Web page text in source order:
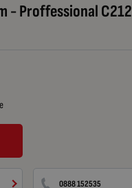
- Proffessional C212
0888 152535